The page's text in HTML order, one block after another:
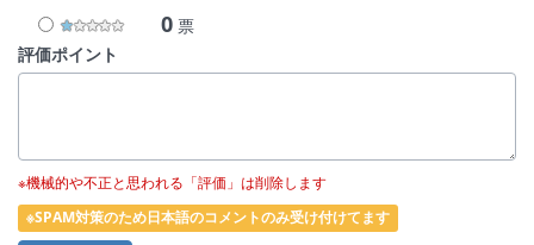
0 票
評価ポイント
※機械的や不正と思われる「評価」は削除します
※SPAM対策のため日本語のコメントのみ受け付けてます